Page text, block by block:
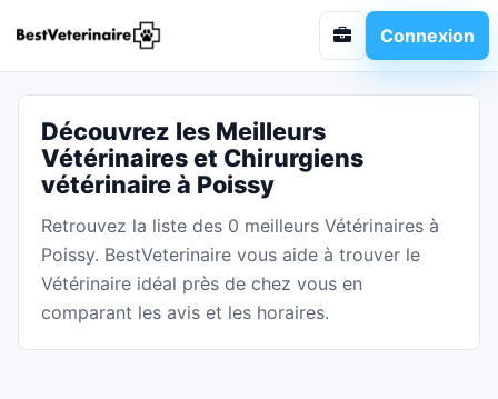
Connexion
Découvrez les Meilleurs
Vétérinaires et Chirurgiens
vétérinaire à Poissy
Retrouvez la liste des 0 meilleurs Vétérinaires à
Poissy. BestVeterinaire vous aide à trouver le
Vétérinaire idéal près de chez vous en
comparant les avis et les horaires.